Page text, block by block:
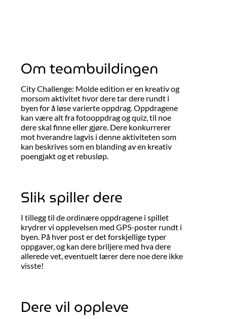
Om teambuildingen
City Challenge: Molde edition er en kreativ og
morsom aktivitet hvor dere tar dere rundt i
byen for å løse varierte oppdrag. Oppdragene
kan være alt fra fotooppdrag og quiz, til noe
dere skal finne eller gjøre. Dere konkurrerer
mot hverandre lagvis i denne aktiviteten som
kan beskrives som en blanding av en kreativ
poengjakt og et rebusløp.
Slik spiller dere
I tillegg til de ordinære oppdragene i spillet
krydrer vi opplevelsen med GPS-poster rundt i
byen. På hver post er det forskjellige typer
oppgaver, og kan dere briljere med hva dere
allerede vet, eventuelt lærer dere noe dere ikke
visste!
Dere vil oppleve